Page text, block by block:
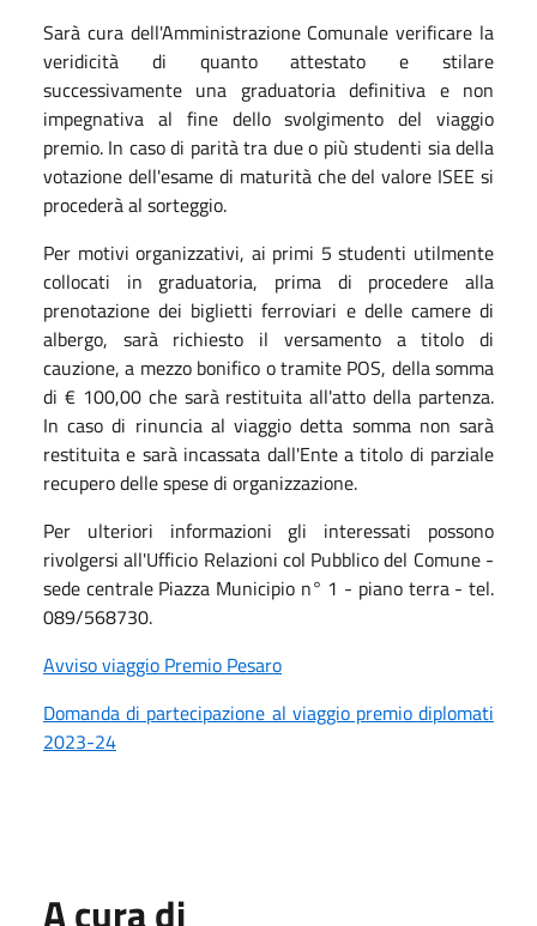
Sarà cura dell'Amministrazione Comunale verificare la
veridicità di quanto attestato e stilare
successivamente una graduatoria definitiva e non
impegnativa al fine dello svolgimento del viaggio
premio. In caso di parità tra due o più studenti sia della
votazione dell'esame di maturità che del valore ISEE si
procederà al sorteggio.
Per motivi organizzativi, ai primi 5 studenti utilmente
collocati in graduatoria, prima di procedere alla
prenotazione dei biglietti ferroviari e delle camere di
albergo, sarà richiesto il versamento a titolo di
cauzione, a mezzo bonifico o tramite POS, della somma
di € 100,00 che sarà restituita all'atto della partenza.
In caso di rinuncia al viaggio detta somma non sarà
restituita e sarà incassata dall'Ente a titolo di parziale
recupero delle spese di organizzazione.
Per ulteriori informazioni gli interessati possono
rivolgersi all'Ufficio Relazioni col Pubblico del Comune -
sede centrale Piazza Municipio n° 1 - piano terra - tel.
089/568730.
Avviso viaggio Premio Pesaro
Domanda di partecipazione al viaggio premio diplomati
2023-24
A cura di